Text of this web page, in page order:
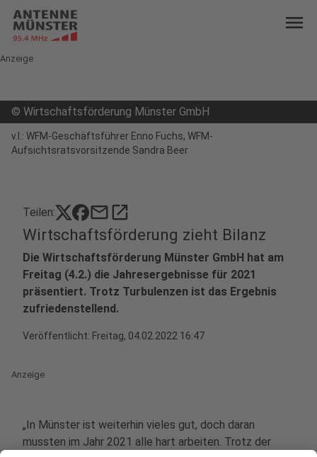
menu
Anzeige
© Wirtschaftsförderung Münster GmbH
v.l.: WFM-Geschäftsführer Enno Fuchs, WFM-
Aufsichtsratsvorsitzende Sandra Beer
Teilen: mailopen_in_new
Wirtschaftsförderung zieht Bilanz
Die Wirtschaftsförderung Münster GmbH hat am
Freitag (4.2.) die Jahresergebnisse für 2021
präsentiert. Trotz Turbulenzen ist das Ergebnis
zufriedenstellend.
Veröffentlicht: Freitag, 04.02.2022 16:47
Anzeige
„In Münster ist weiterhin vieles gut, doch daran
mussten im Jahr 2021 alle hart arbeiten. Trotz der